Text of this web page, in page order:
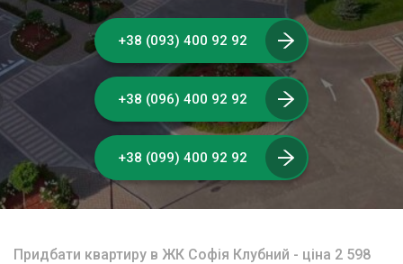
+38 (093) 400 92 92
+38 (096) 400 92 92
+38 (099) 400 92 92
Придбати квартиру в ЖК Софія Клубний - ціна 2 598